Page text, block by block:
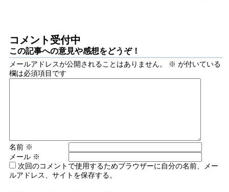
コメント受付中
この記事への意見や感想をどうぞ！
メールアドレスが公開されることはありません。 ※ が付いている
欄は必須項目です
名前 ※
メール ※
次回のコメントで使用するためブラウザーに自分の名前、メー
ルアドレス、サイトを保存する。